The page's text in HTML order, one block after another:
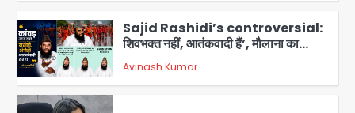
5
Sajid Rashidi’s controversial:
शिवभक्त नहीं, आतंकवादी हैं’, मौलाना का
कांवड़ियों पर विवादित बयान, BJP विधायक ने
कराई FIR, NSA की मांग
Avinash Kumar